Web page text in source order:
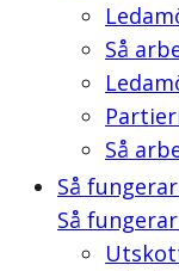
Så
Så
Så
Så